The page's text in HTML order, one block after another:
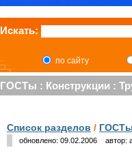
Искать:
по сайту
ГОСТы : Конструкции :
Список разделов / ГОСТы
обновлено: 09.02.2006 автор: